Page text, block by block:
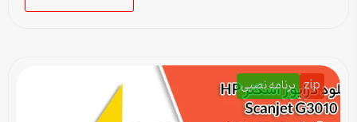
zip برنامه نصبی